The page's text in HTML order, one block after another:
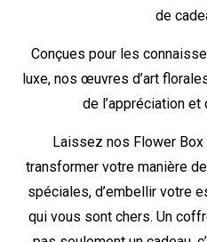
de
Conçues pour les
luxe, nos œuvres d’art
de l’appréciation et
Laissez nos Flower Box
transformer votre manière
spéciales, d’embellir votre
qui vous sont chers. Un